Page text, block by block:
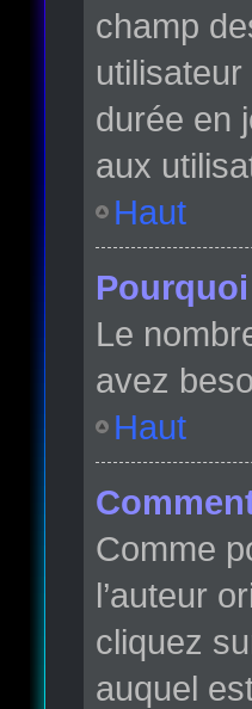
champ
durée en
aux
Haut
Le
avez
Haut
Comme
l’auteur
cliquez
auquel